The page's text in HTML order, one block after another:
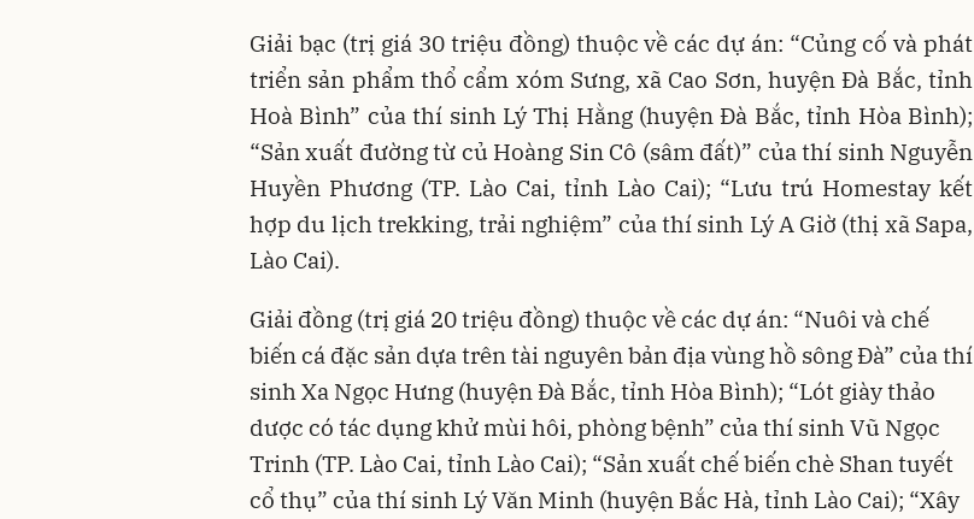
Giải bạc (trị giá 30 triệu đồng) thuộc về các dự án: “Củng cố và phát
triển sản phẩm thổ cẩm xóm Sưng, xã Cao Sơn, huyện Đà Bắc, tỉnh
Hoà Bình” của thí sinh Lý Thị Hằng (huyện Đà Bắc, tỉnh Hòa Bình);
“Sản xuất đường từ củ Hoàng Sin Cô (sâm đất)” của thí sinh Nguyễn
Huyền Phương (TP. Lào Cai, tỉnh Lào Cai); “Lưu trú Homestay kết
hợp du lịch trekking, trải nghiệm” của thí sinh Lý A Giờ (thị xã Sapa,
Lào Cai).
Giải đồng (trị giá 20 triệu đồng) thuộc về các dự án: “Nuôi và chế
biến cá đặc sản dựa trên tài nguyên bản địa vùng hồ sông Đà” của thí
sinh Xa Ngọc Hưng (huyện Đà Bắc, tỉnh Hòa Bình); “Lót giày thảo
dược có tác dụng khử mùi hôi, phòng bệnh” của thí sinh Vũ Ngọc
Trinh (TP. Lào Cai, tỉnh Lào Cai); “Sản xuất chế biến chè Shan tuyết
cổ thụ” của thí sinh Lý Văn Minh (huyện Bắc Hà, tỉnh Lào Cai); “Xây